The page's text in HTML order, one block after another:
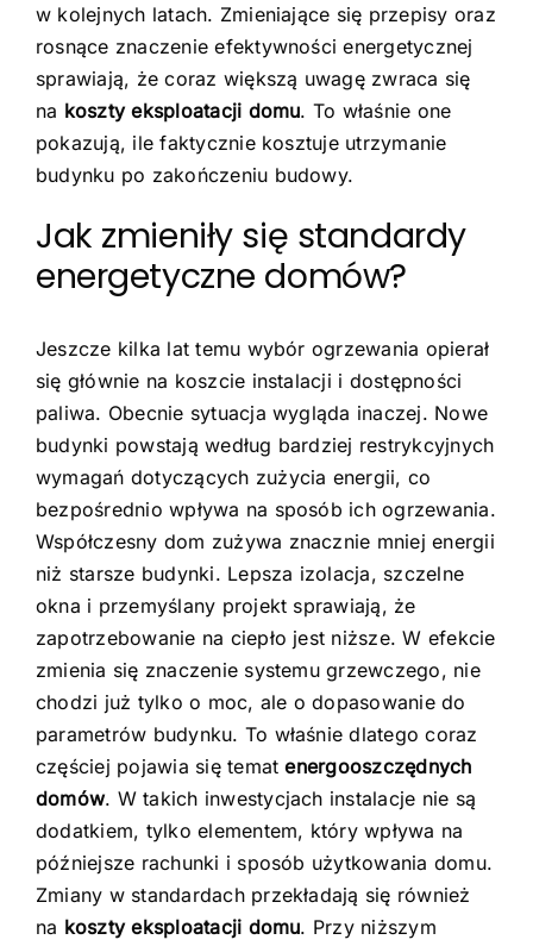
w kolejnych latach. Zmieniające się przepisy oraz
rosnące znaczenie efektywności energetycznej
sprawiają, że coraz większą uwagę zwraca się
na koszty eksploatacji domu. To właśnie one
pokazują, ile faktycznie kosztuje utrzymanie
budynku po zakończeniu budowy.
Jak zmieniły się standardy
energetyczne domów?
Jeszcze kilka lat temu wybór ogrzewania opierał
się głównie na koszcie instalacji i dostępności
paliwa. Obecnie sytuacja wygląda inaczej. Nowe
budynki powstają według bardziej restrykcyjnych
wymagań dotyczących zużycia energii, co
bezpośrednio wpływa na sposób ich ogrzewania.
Współczesny dom zużywa znacznie mniej energii
niż starsze budynki. Lepsza izolacja, szczelne
okna i przemyślany projekt sprawiają, że
zapotrzebowanie na ciepło jest niższe. W efekcie
zmienia się znaczenie systemu grzewczego, nie
chodzi już tylko o moc, ale o dopasowanie do
parametrów budynku. To właśnie dlatego coraz
częściej pojawia się tematenergooszczędnych
domów. W takich inwestycjach instalacje nie są
dodatkiem, tylko elementem, który wpływa na
późniejsze rachunki i sposób użytkowania domu.
Zmiany w standardach przekładają się również
na koszty eksploatacji domu. Przy niższym